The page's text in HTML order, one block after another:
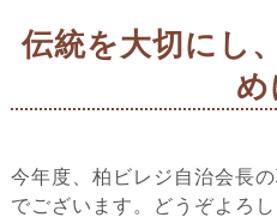
伝統を大切にし
め
今年度、柏ビレジ自治会長
でございます。どうぞよろ